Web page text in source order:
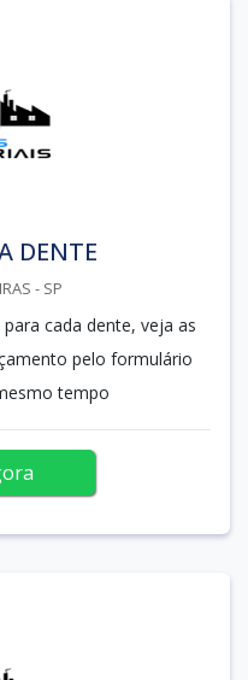
DENTE
- SP
cada dente, veja as
pelo formulário
tempo